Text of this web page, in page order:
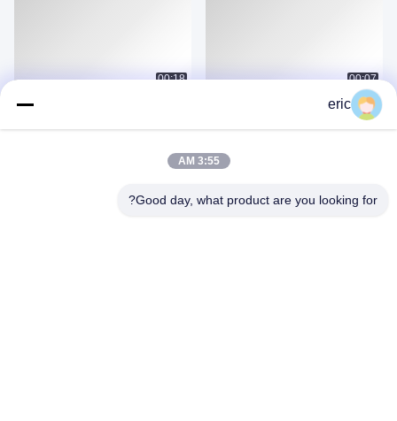
00:07
Precision Stainless Steel Sheets &
00:18
Stainless Steel Pipes Supplier eric
3:55 AM
Good day, what product are you looking for?